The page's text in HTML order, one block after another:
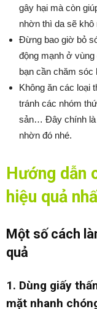
gây hại mà còn
nhờn thì da sẽ khô
Đừng bao giờ bỏ
động mạnh ở
bạn cần chăm
Không ăn các loại
tránh các nhóm
sản… Đây chính là
nhờn đó nhé.
Hướng dẫn
hiệu quả
Một số cách
quả
1. Dùng giấy
mặt nhanh